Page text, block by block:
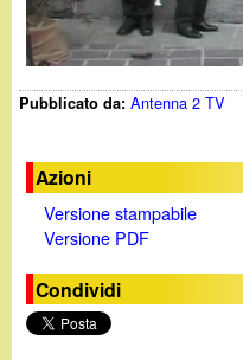
tPubblicato da:Antenna 2 TV
Azioni
Versione stampabile
Versione PDF
Condividi